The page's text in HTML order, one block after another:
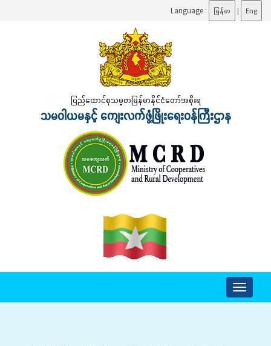
Language : မြန်မာ | Eng
ပြည်ထောင်စုသမ္မတမြန်မာနိုင်ငံတော်အစိုးရ
သမဝါယမနှင့် ကျေးလက်ဖွံ့ဖြိုးရေးဝန်ကြီးဌာန
Toggle